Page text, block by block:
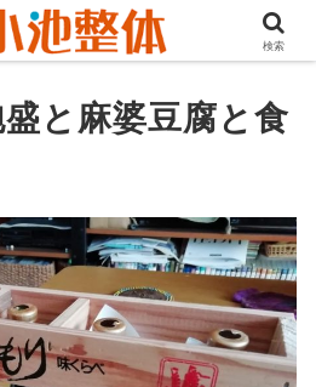
歩3分・早稲田・新大久保からも至近
盛と麻婆豆腐と食
検索